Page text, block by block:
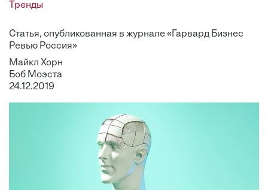
Тренды
Статья, опубликованная в журнале «Гарвард Бизнес
Ревью Россия»
Майкл Хорн
Боб Моэста
24.12.2019